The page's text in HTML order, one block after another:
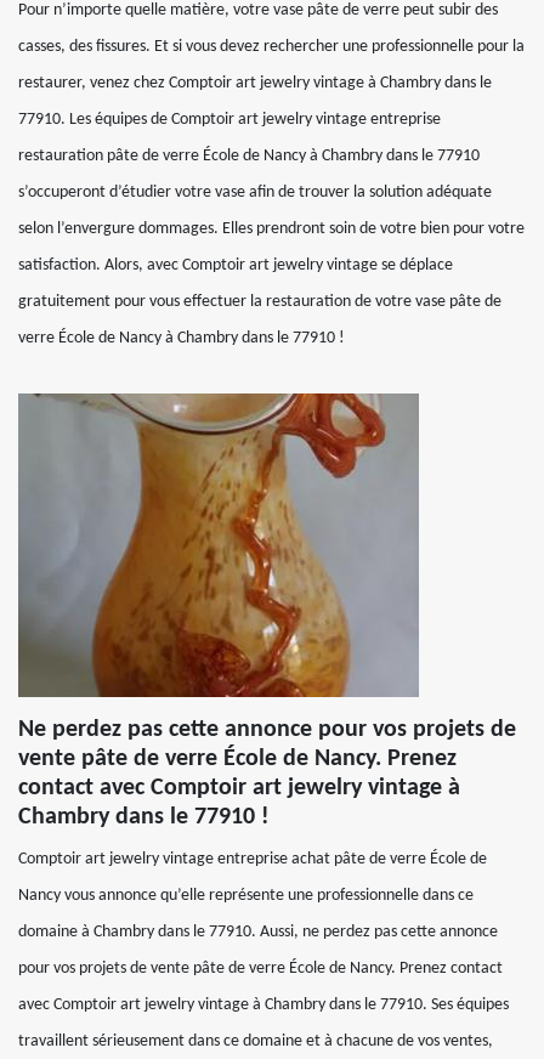
Pour n’importe quelle matière, votre vase pâte de verre peut subir des
casses, des fissures. Et si vous devez rechercher une professionnelle pour la
restaurer, venez chez Comptoir art jewelry vintage à Chambry dans le
77910. Les équipes de Comptoir art jewelry vintage entreprise
restauration pâte de verre École de Nancy à Chambry dans le 77910
s’occuperont d’étudier votre vase afin de trouver la solution adéquate
selon l’envergure dommages. Elles prendront soin de votre bien pour votre
satisfaction. Alors, avec Comptoir art jewelry vintage se déplace
gratuitement pour vous effectuer la restauration de votre vase pâte de
verre École de Nancy à Chambry dans le 77910 !
Ne perdez pas cette annonce pour vos projets de
vente pâte de verre École de Nancy. Prenez
contact avec Comptoir art jewelry vintage à
Chambry dans le 77910 !
Comptoir art jewelry vintage entreprise achat pâte de verre École de
Nancy vous annonce qu’elle représente une professionnelle dans ce
domaine à Chambry dans le 77910. Aussi, ne perdez pas cette annonce
pour vos projets de vente pâte de verre École de Nancy. Prenez contact
avec Comptoir art jewelry vintage à Chambry dans le 77910. Ses équipes
travaillent sérieusement dans ce domaine et à chacune de vos ventes,